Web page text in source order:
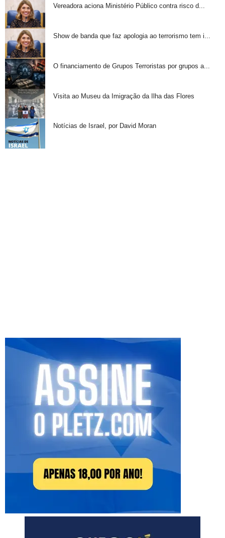
Vereadora aciona Ministério Público contra risco d...
Show de banda que faz apologia ao terrorismo tem i...
O financiamento de Grupos Terroristas por grupos a...
Visita ao Museu da Imigração da Ilha das Flores
Notícias de Israel, por David Moran